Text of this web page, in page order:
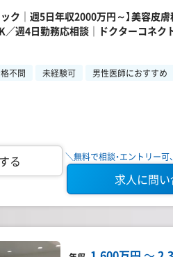
ク｜週5日年収2000万円～】美容皮
／週4日勤務応相談｜ドクターコネク
不問 未経験可 男性医師におすすめ
る ＼無料で相談・エントリー
求人に問